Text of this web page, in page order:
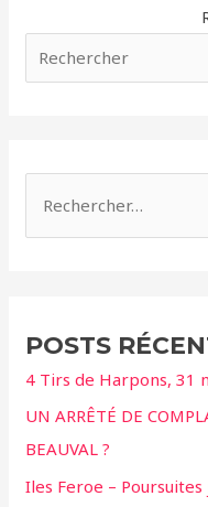
pas
au
r
c
h
e
r
POSTS
4 Tirs de Harpons, 31
UN ARRÊTÉ DE
BEAUVAL ?
Iles Feroe –